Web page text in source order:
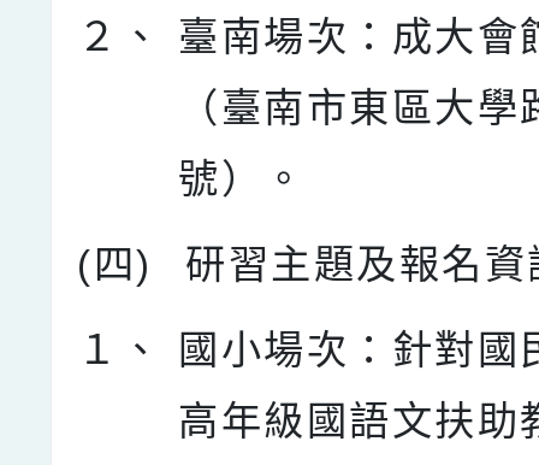
２、
臺南場次：成大會
（臺南市東區大學
號）。
(四)
研習主題及報名資
１、
國小場次：針對國
高年級國語文扶助